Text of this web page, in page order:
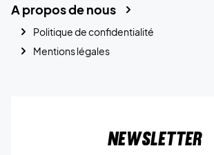
A propos de nous
Politique de confidentialité
Mentions légales
Newsletter